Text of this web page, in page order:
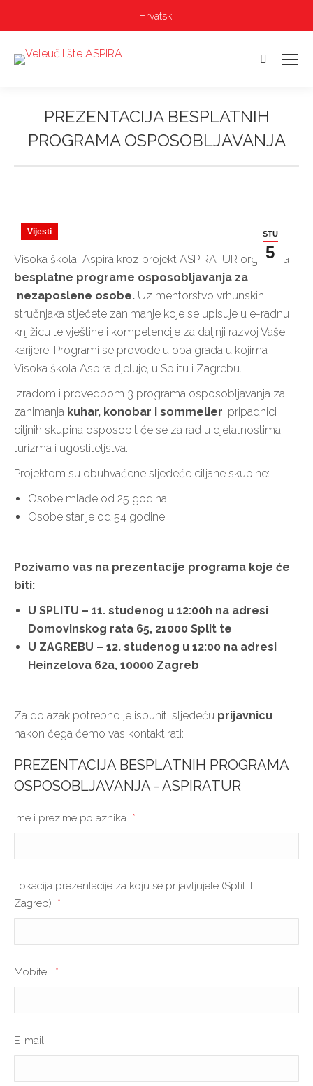
Hrvatski
Pretraga:
PREZENTACIJA BESPLATNIH
PROGRAMA OSPOSOBLJAVANJA
STU
5
Vijesti
Visoka škola Aspira kroz projekt ASPIRATUR organizira
besplatne programe osposobljavanja za
nezaposlene osobe. Uz mentorstvo vrhunskih
stručnjaka stječete zanimanje koje se upisuje u e-radnu
knjižicu te vještine i kompetencije za daljnji razvoj Vaše
karijere. Programi se provode u oba grada u kojima
Visoka škola Aspira djeluje, u Splitu i Zagrebu.
Izradom i provedbom 3 programa osposobljavanja za
zanimanja kuhar, konobar i sommelier, pripadnici
ciljnih skupina osposobit će se za rad u djelatnostima
turizma i ugostiteljstva.
Projektom su obuhvaćene sljedeće ciljane skupine:
Osobe mlađe od 25 godina
Osobe starije od 54 godine
Pozivamo vas na prezentacije programa koje će
biti:
U SPLITU – 11. studenog u 12:00h na adresi
Domovinskog rata 65, 21000 Split te
U ZAGREBU – 12. studenog u 12:00 na adresi
Heinzelova 62a, 10000 Zagreb
Za dolazak potrebno je ispuniti sljedeću prijavnicu
nakon čega ćemo vas kontaktirati:
PREZENTACIJA BESPLATNIH PROGRAMA
OSPOSOBLJAVANJA - ASPIRATUR
Ime i prezime polaznika *
Lokacija prezentacije za koju se prijavljujete (Split ili
Zagreb) *
Mobitel *
E-mail